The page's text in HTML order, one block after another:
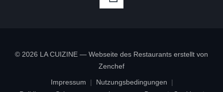
© 2026 LA CUIZINE — Webseite des Restaurants erstellt von
Zenchef((öffnet ein neues Fenster))
Impressum
((öffnet ein neues Fenster))
Nutzungsbedingungen
((öffnet ein neues Fenster))